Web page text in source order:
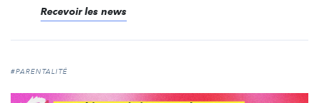
Recevoir les news
#PARENTALITÉ